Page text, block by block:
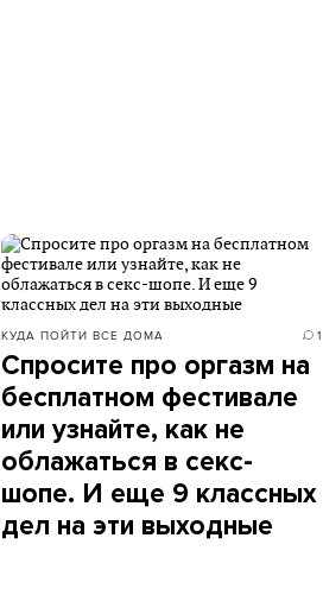
КУДА ПОЙТИ ВСЕ ДОМА 1
Спросите про оргазм на
бесплатном фестивале
или узнайте, как не
облажаться в секс-
шопе. И еще 9 классных
дел на эти выходные